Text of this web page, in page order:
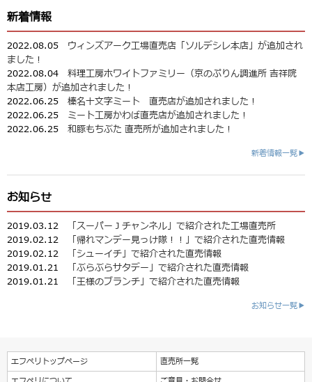
新着情報
2022.08.05 ウィンズアーク工場直売店「ソルデシレ本店」が追加され
ました！
2022.08.04 料理工房ホワイトファミリー（京のぷりん調進所 吉祥院
本店工房）が追加されました！
2022.06.25 榛名十文字ミート 直売店が追加されました！
2022.06.25 ミート工房かわば直売店が追加されました！
2022.06.25 和豚もちぶた 直売所が追加されました！
新着情報一覧▶
お知らせ
2019.03.12
「スーパーＪチャンネル」で紹介された工場直売所
2019.02.12
「帰れマンデー見っけ隊！！」で紹介された直売情報
2019.02.12
「シューイチ」で紹介された直売情報
2019.01.21
「ぶらぶらサタデー」で紹介された直売情報
2019.01.21
「王様のブランチ」で紹介された直売情報
お知らせ一覧▶
エフペリトップページ
直売所一覧